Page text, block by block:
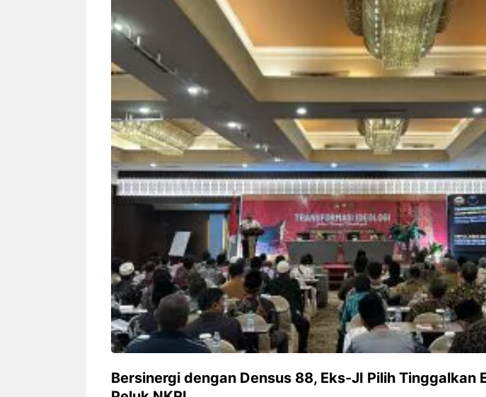
Bersinergi dengan Densus 88, Eks-JI Pilih Tinggalkan